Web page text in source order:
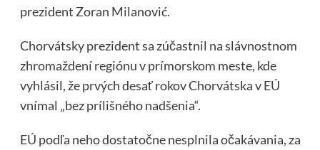
prezident Zoran Milanović.
Chorvátsky prezident sa zúčastnil na slávnostnom
zhromaždení regiónu v prímorskom meste, kde
vyhlásil, že prvých desať rokov Chorvátska v EÚ
vnímal „bez prílišného nadšenia“.
EÚ podľa neho dostatočne nesplnila očakávania, za